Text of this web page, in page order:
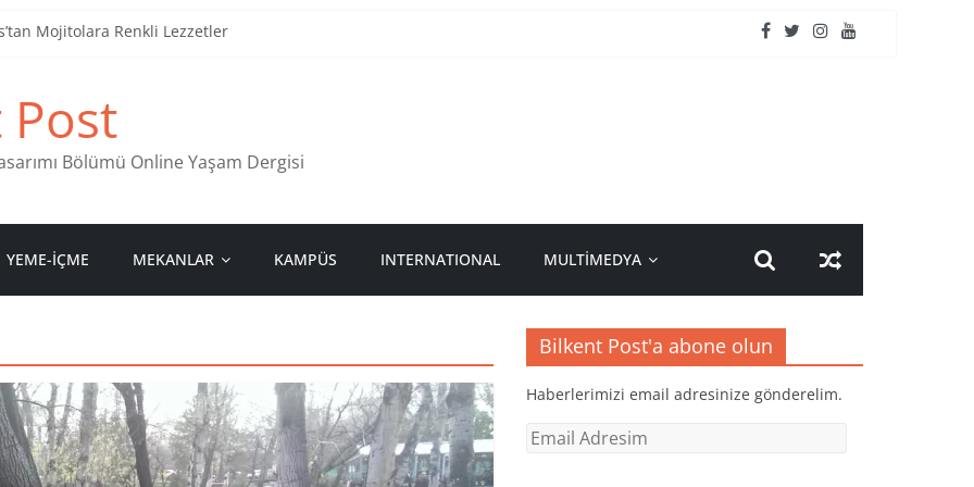
Mojitolara Renkli Lezzetler
Stamps in Ankara
Bölümü Online Yaşam Dergisi
YEME-İÇME MEKANLAR KAMPÜS INTERNATIONAL MULTİMEDYA
Bilkent Post'a abone olun
Haberlerimizi email adresinize gönderelim.
Email